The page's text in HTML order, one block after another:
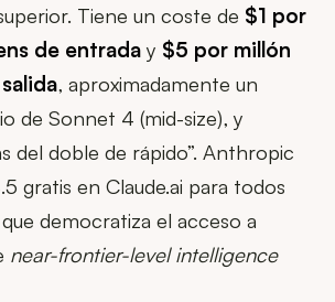
Tiene un coste de $1 por
de entrada y $5 por millón
, aproximadamente un
de Sonnet 4 (mid-size), y
del doble de rápido”. Anthropic
gratis en Claude.ai para todos
democratiza el acceso a
near-frontier-level intelligence